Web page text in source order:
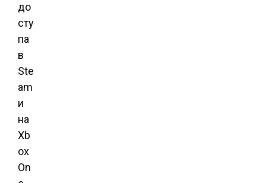
до
сту
па
в
Ste
am
и
на
Xb
ox
On